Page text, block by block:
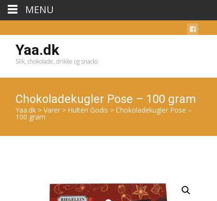
Yaa.dk
Slik, chokolade, drikke og snacks
Chokoladekugler Pose – 100 gram
Yaa.dk > Varer > Hultén Godis > Chokoladekugler Pose –
100 gram
MENU